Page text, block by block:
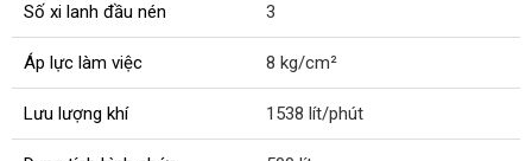
Số xi lanh đầu nén 3
Áp lực làm việc 8 kg/cm²
Lưu lượng khí 1538 lít/phút